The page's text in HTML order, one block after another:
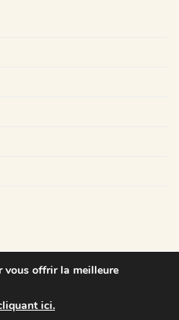
vous offrir la meilleure
ici.